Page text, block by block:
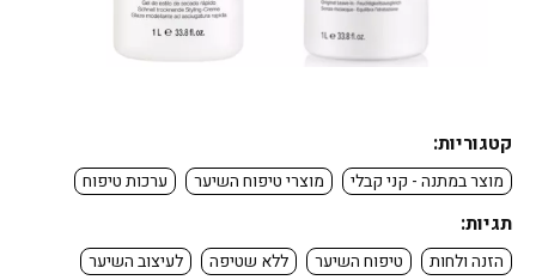
קטגוריות:
מוצר במתנה - קני קבלי מוצרי טיפוח השיער ערכות טיפוח
תגיות:
הזנה ולחות טיפוח השיער ללא שטיפה
לעיצוב השיער